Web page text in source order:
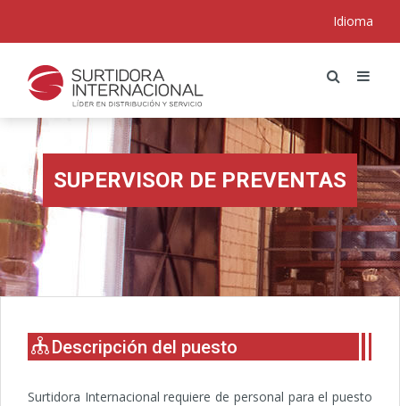
Idioma
SUPERVISOR DE PREVENTAS
Descripción del puesto
Surtidora Internacional requiere de personal para el puesto